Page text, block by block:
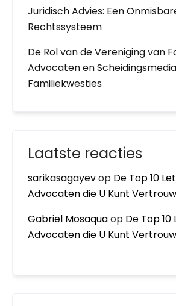
Juridisch Advies: Een
Rechtssysteem
De Rol van de Vereniging van
Advocaten en
Familiekwesties
Laatste reacties
sarikasagayevop De Top 10
Advocaten die U Kunt
Gabriel Mosaquaop De Top
Advocaten die U Kunt